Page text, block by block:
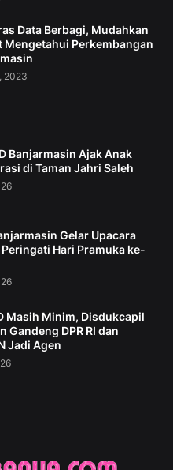
Data Berbagi, Mudahkan
Mengetahui Perkembangan
2023
Banjarmasin Ajak Anak
di Taman Jahri Saleh
Gelar Upacara
Hari Pramuka ke-
Masih Minim, Disdukcapil
Gandeng DPR RI dan
Jadi Agen